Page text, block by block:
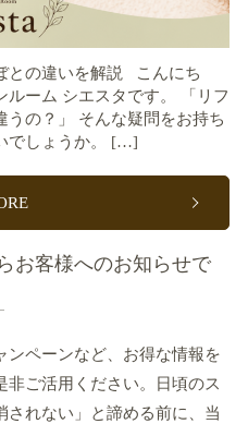
との違いを解説 こんにち
ルーム シエスタです。 「リフ
うの？」 そんな疑問をお持ち
でしょうか。 […]
お客様へのお知らせで
ンペーンなど、お得な情報を
非ご活用ください。日頃のス
されない」と諦める前に、当